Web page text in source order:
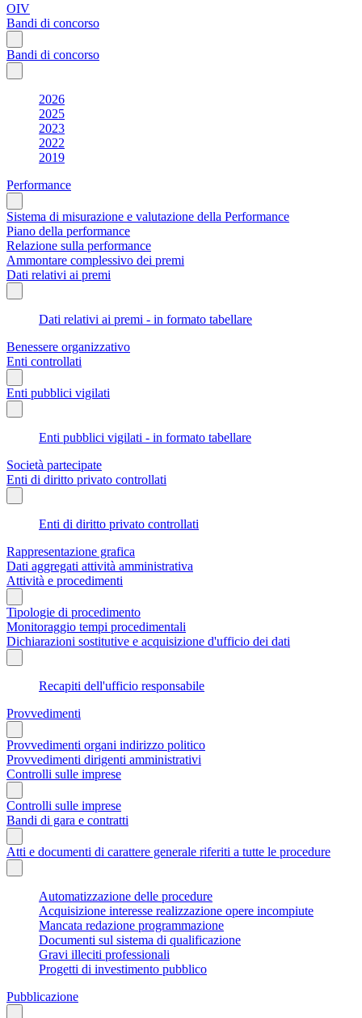
OIV
Bandi di concorso
Bandi di concorso
2026
2025
2023
2022
2019
Performance
Sistema di misurazione e valutazione della Performance
Piano della performance
Relazione sulla performance
Ammontare complessivo dei premi
Dati relativi ai premi
Dati relativi ai premi - in formato tabellare
Benessere organizzativo
Enti controllati
Enti pubblici vigilati
Enti pubblici vigilati - in formato tabellare
Società partecipate
Enti di diritto privato controllati
Enti di diritto privato controllati
Rappresentazione grafica
Dati aggregati attività amministrativa
Attività e procedimenti
Tipologie di procedimento
Monitoraggio tempi procedimentali
Dichiarazioni sostitutive e acquisizione d'ufficio dei dati
Recapiti dell'ufficio responsabile
Provvedimenti
Provvedimenti organi indirizzo politico
Provvedimenti dirigenti amministrativi
Controlli sulle imprese
Controlli sulle imprese
Bandi di gara e contratti
Atti e documenti di carattere generale riferiti a tutte le procedure
Automatizzazione delle procedure
Acquisizione interesse realizzazione opere incompiute
Mancata redazione programmazione
Documenti sul sistema di qualificazione
Gravi illeciti professionali
Progetti di investimento pubblico
Pubblicazione